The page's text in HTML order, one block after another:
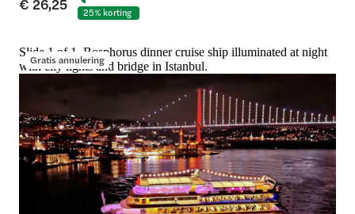
25% korting
Gratis annulering
Slide 1 of 1, Bosphorus dinner cruise ship illuminated at night
with city lights and bridge in Istanbul.